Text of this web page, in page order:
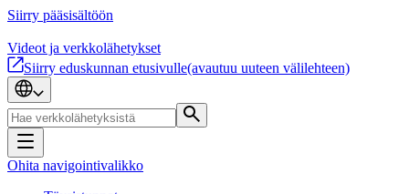
Siirry pääsisältöön
Videot ja verkkolähetykset
Siirry eduskunnan etusivulle(avautuu uuteen välilehteen)
Ohita navigointivalikko